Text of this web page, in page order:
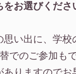
をお選びくださ
い出に、学校
でのご参加も